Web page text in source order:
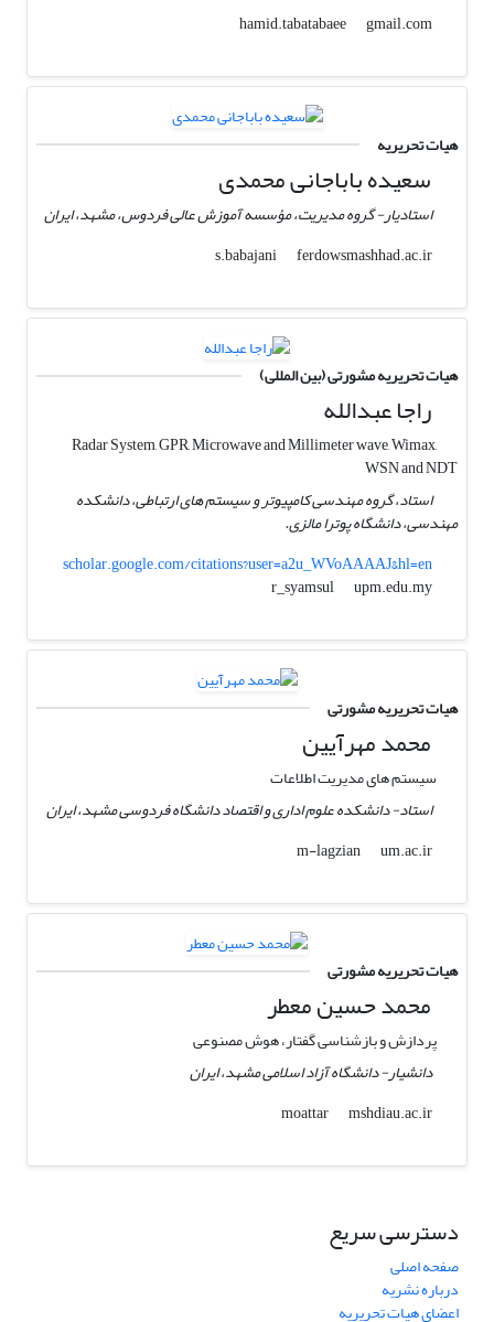
hamid.tabatabaee
gmail.com
هیات تحریریه
سعیده باباجانی محمدی
استادیار- گروه مدیریت، مؤسسه آموزش عالی فردوس، مشهد، ایران
s.babajani
ferdowsmashhad.ac.ir
هیات تحریریه مشورتی (بین المللی)
راجا عبدالله
Radar System, GPR, Microwave and Millimeter wave, Wimax,
WSN and NDT
استاد، گروه مهندسی کامپیوتر و سیستم های ارتباطی، دانشکده
مهندسی، دانشگاه پوترا مالزی.
scholar.google.com/citations?user=a2u_WVoAAAAJ&hl=en
r_syamsul
upm.edu.my
هیات تحریریه مشورتی
محمد مهرآیین
سیستم های مدیریت اطلاعات
استاد- دانشکده علوم اداری و اقتصاد دانشگاه فردوسی مشهد، ایران
m-lagzian
um.ac.ir
هیات تحریریه مشورتی
محمد حسین معطر
پردازش و بازشناسی گفتار، هوش­ مصنوعی
دانشیار- دانشگاه آزاد اسلامی مشهد، ایران
moattar
mshdiau.ac.ir
دسترسی سریع
صفحه اصلی
درباره نشریه
اعضای هیات تحریریه